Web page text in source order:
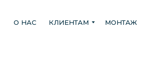
О НАС КЛИЕНТАМ МОНТАЖ